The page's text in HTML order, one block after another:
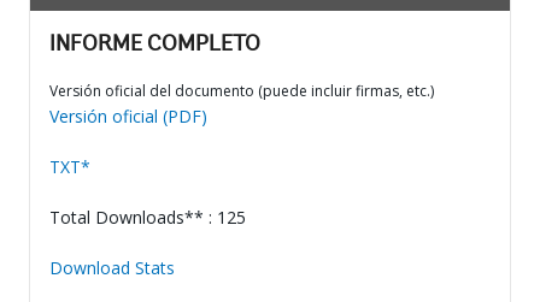
INFORME COMPLETO
Versión oficial del documento (puede incluir firmas, etc.)
Versión oficial (PDF)
TXT*
Total Downloads** : 125
Download Stats